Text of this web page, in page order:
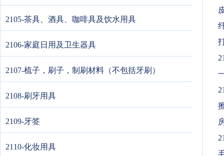
2105-茶具、酒具、咖啡具及饮水用具
2106-家庭日用及卫生器具
2107-梳子，刷子，制刷材料（不包括牙刷）
2108-刷牙用具
2109-牙签
2110-化妆用具